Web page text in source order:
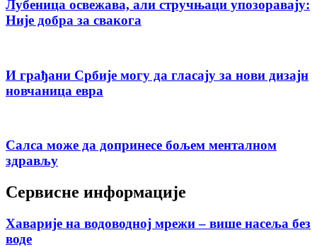
Лубеница освежава, али стручњаци упозоравају:
Није добра за свакога
И грађани Србије могу да гласају за нови дизајн
новчаница евра
Салса може да допринесе бољем менталном
здрављу
Сервисне информације
Хаварије на водоводној мрежи – више насеља без
воде